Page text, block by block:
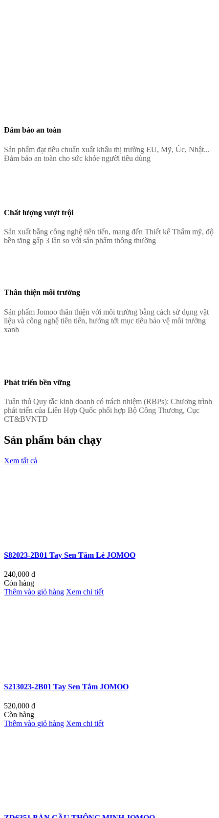
Đảm bảo an toàn
Sản phẩm đạt tiêu chuẩn xuất khẩu thị trường EU, Mỹ, Úc, Nhật...
Đảm bảo an toàn cho sức khỏe người tiêu dùng
Chất lượng vượt trội
Sản xuất bằng công nghệ tiên tiến, mang đến Thiết kế Thẩm mỹ, độ
bền tăng gấp 3 lần so với sản phẩm thông thường
Thân thiện môi trường
Sản phẩm Jomoo thân thiện với môi trường bằng cách sử dụng vật
liệu và công nghệ tiên tiến, hướng tới mục tiêu bảo vệ môi trường
xanh
Phát triển bền vững
Tuân thủ Quy tắc kinh doanh có trách nhiệm (RBPs): Chương trình
phát triển của Liên Hợp Quốc phối hợp Bộ Công Thương, Cục
CT&BVNTD
Sản phẩm bán chạy
Xem tất cả
S82023-2B01 Tay Sen Tắm Lẻ JOMOO
240,000 đ
Còn hàng
Thêm vào giỏ hàng Xem chi tiết
S213023-2B01 Tay Sen Tắm JOMOO
520,000 đ
Còn hàng
Thêm vào giỏ hàng Xem chi tiết